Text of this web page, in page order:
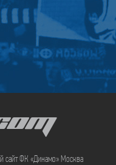
сайт ФК «Динамо» Москва